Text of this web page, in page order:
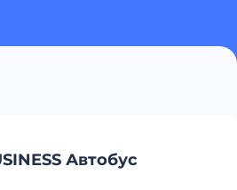
Автобус